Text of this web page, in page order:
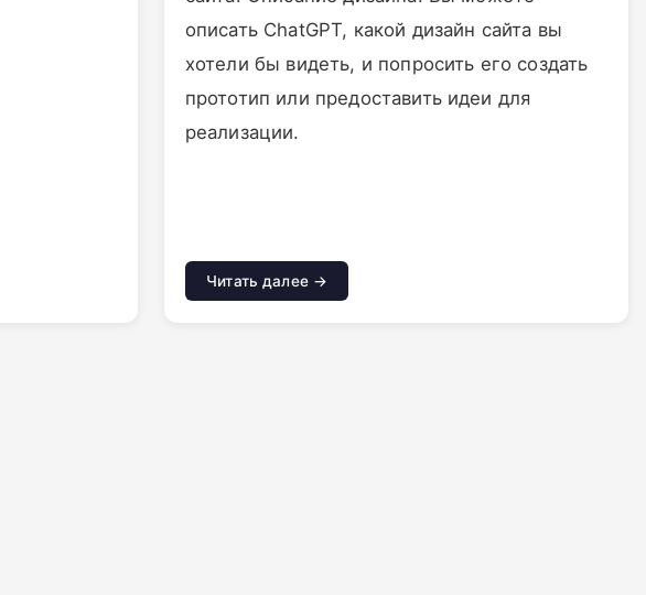
описать ChatGPT, какой дизайн сайта вы
хотели бы видеть, и попросить его создать
прототип или предоставить идеи для
реализации.
Читать далее →